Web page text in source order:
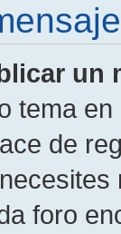
un
tema
de
foro